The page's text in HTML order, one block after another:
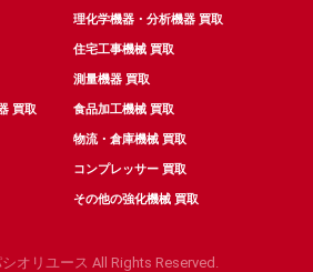
理化学機器・分析機器 買取
住宅工事機械 買取
測量機器 買取
買取 食品加工機械 買取
物流・倉庫機械 買取
コンプレッサー 買取
その他の強化機械 買取
オリユース All Rights Reserved.